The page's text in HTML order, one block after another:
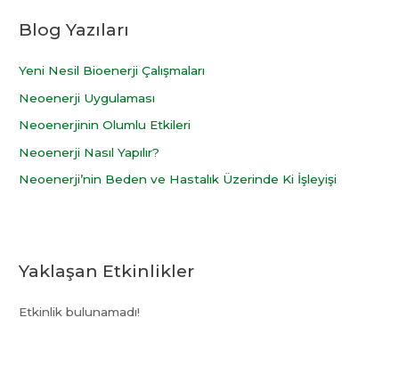
c
f
o
r
:
Blog Yazıları
Yeni Nesil Bioenerji Çalışmaları
Neoenerji Uygulaması
Neoenerjinin Olumlu Etkileri
Neoenerji Nasıl Yapılır?
Neoenerji’nin Beden ve Hastalık Üzerinde Ki İşleyişi
Yaklaşan Etkinlikler
Etkinlik bulunamadı!